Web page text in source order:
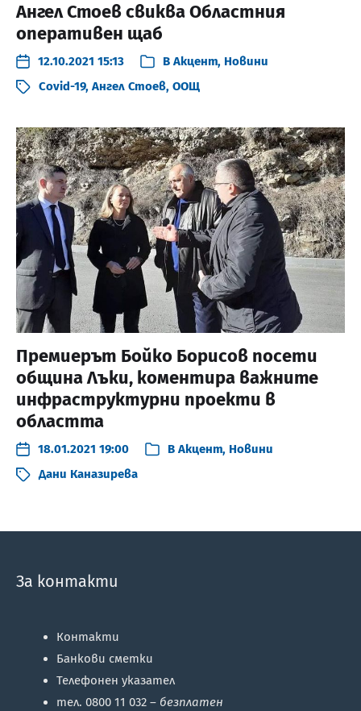
Ангел Стоев свиква Областния
оперативен щаб
12.10.2021 15:13 В Акцент, Новини
Covid-19, Ангел Стоев, ООЩ
Премиерът Бойко Борисов посети
община Лъки, коментира важните
инфраструктурни проекти в
областта
18.01.2021 19:00 В Акцент, Новини
Дани Каназирева
За контакти
Контакти
Банкови сметки
Телефонен указател
тел. 0800 11 032 – безплатен